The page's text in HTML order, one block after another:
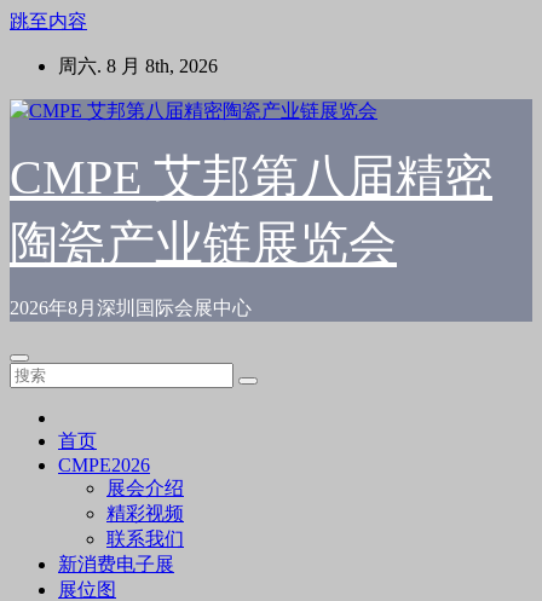
跳至内容
周六. 8 月 8th, 2026
CMPE 艾邦第八届精密
陶瓷产业链展览会
2026年8月深圳国际会展中心
首页
CMPE2026
展会介绍
精彩视频
联系我们
新消费电子展
展位图